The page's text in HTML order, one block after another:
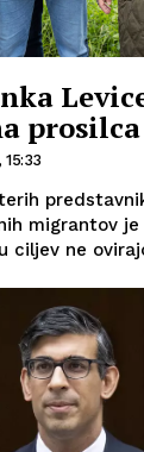
15:33
migrantov
ciljev ne